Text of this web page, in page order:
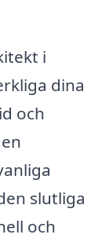
i
dina
och
slutliga
och